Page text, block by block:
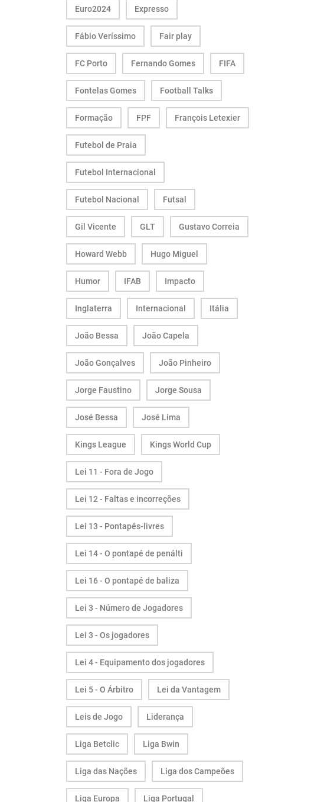
Euro2024 Expresso
Fábio Veríssimo Fair play
FC Porto Fernando Gomes FIFA
Fontelas Gomes Football Talks
Formação FPF François Letexier
Futebol de Praia
Futebol Internacional
Futebol Nacional Futsal
Gil Vicente GLT Gustavo Correia
Howard Webb Hugo Miguel
Humor IFAB Impacto
Inglaterra Internacional Itália
João Bessa João Capela
João Gonçalves João Pinheiro
Jorge Faustino Jorge Sousa
José Bessa José Lima
Kings League Kings World Cup
Lei 11 - Fora de Jogo
Lei 12 - Faltas e incorreções
Lei 13 - Pontapés-livres
Lei 14 - O pontapé de penálti
Lei 16 - O pontapé de baliza
Lei 3 - Número de Jogadores
Lei 3 - Os jogadores
Lei 4 - Equipamento dos jogadores
Lei 5 - O Árbitro Lei da Vantagem
Leis de Jogo Liderança
Liga Betclic Liga Bwin
Liga das Nações Liga dos Campeões
Liga Europa Liga Portugal